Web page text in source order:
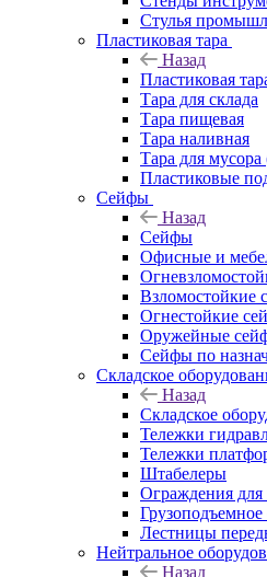
Cтулья
Пластиковая тара
Назад
Пластиковая
Тара для склада
Тара пищевая
Тара наливная
Тара для
Пластиковые
Сейфы
Назад
Сейфы
Офисные и
Взломостойкие
Огнестойкие
Оружейные
Сейфы по
Складское
Назад
Складское
Тележки
Тележки
Штабелеры
Ограждения для
Лестницы
Нейтральное
Назад